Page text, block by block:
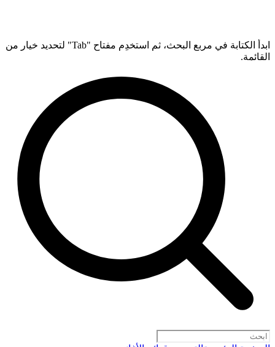
ابدأ الكتابة في مربع البحث، ثم استخدِم مفتاح "Tab" لتحديد خيار من
القائمة.